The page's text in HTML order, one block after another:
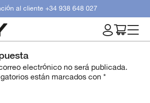
al cliente +34 938 648 027
electrónico no será publicada.
están marcados con *